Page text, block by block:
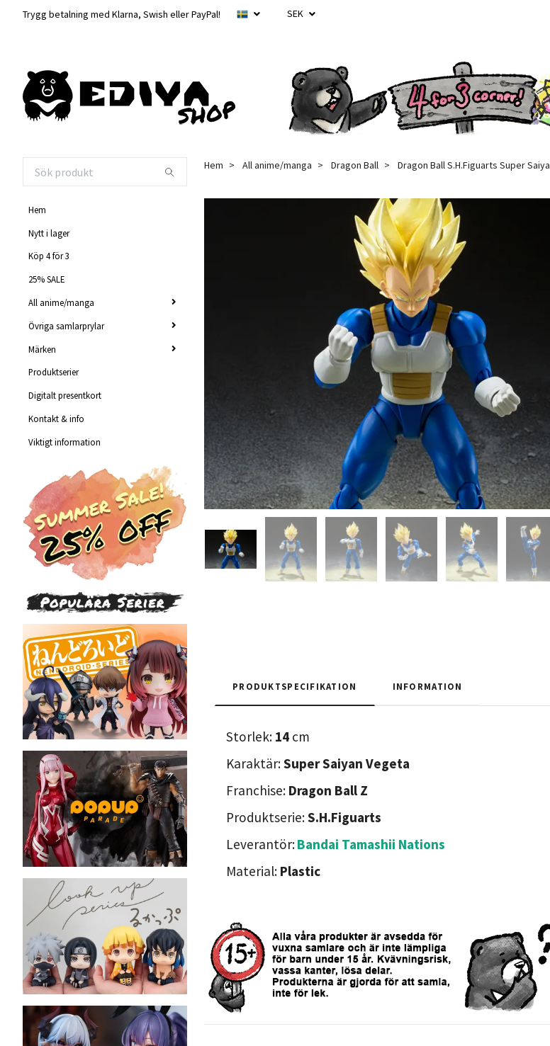
Trygg betalning med Klarna, Swish eller PayPal! SEK
Hem
Nytt i lager
Köp 4 för 3
25% SALE
All anime/manga
Övriga samlarprylar
Märken
Produktserier
Digitalt presentkort
Kontakt & info
Viktigt information
Hem All anime/manga Dragon Ball Dragon Ball S.H.Figuarts Super
PRODUKTSPECIFIKATION INFORMATION
Storlek: 14 cm
Karaktär:Super Saiyan Vegeta
Franchise: Dragon Ball Z
Produktserie:S.H.Figuarts
Leverantör:Bandai Tamashii Nations
Material: Plastic